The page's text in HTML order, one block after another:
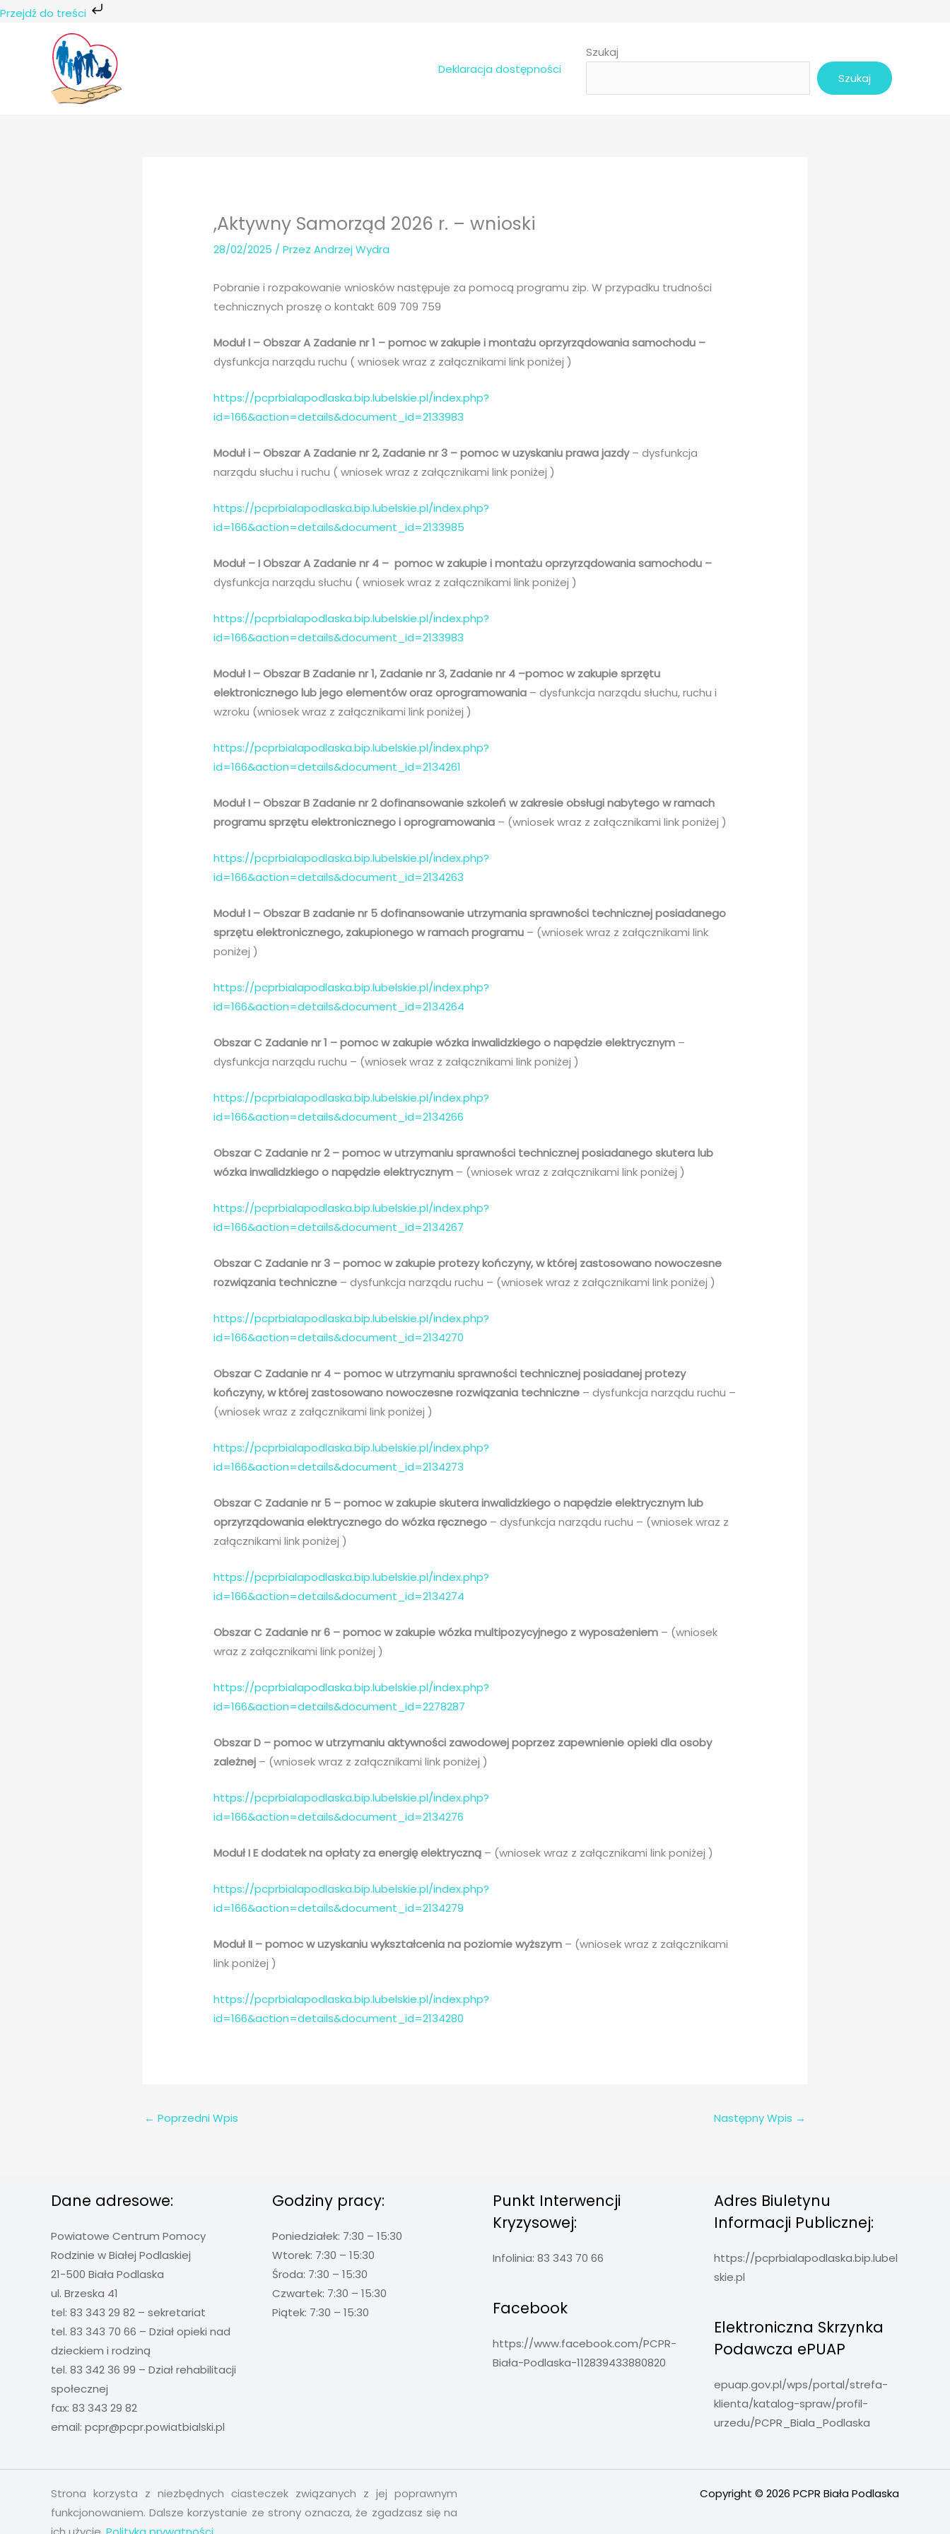
Przejdź do treści
Deklaracja dostępności
Szukaj
Szukaj
,Aktywny Samorząd 2026 r. – wnioski
28/02/2025 / PrzezAndrzej Wydra
Pobranie i rozpakowanie wniosków następuje za pomocą programu zip. W przypadku trudności
technicznych proszę o kontakt 609 709 759
Moduł I – Obszar A Zadanie nr 1 – pomoc w zakupie i montażu oprzyrządowania samochodu –
dysfunkcja narządu ruchu ( wniosek wraz z załącznikami link poniżej )
https://pcprbialapodlaska.bip.lubelskie.pl/index.php?
id=166&action=details&document_id=2133983
Moduł i – Obszar A Zadanie nr 2, Zadanie nr 3 – pomoc w uzyskaniu prawa jazdy– dysfunkcja
narządu słuchu i ruchu ( wniosek wraz z załącznikami link poniżej )
https://pcprbialapodlaska.bip.lubelskie.pl/index.php?
id=166&action=details&document_id=2133985
Moduł – I Obszar A Zadanie nr 4 – pomoc w zakupie i montażu oprzyrządowania samochodu –
dysfunkcja narządu słuchu ( wniosek wraz z załącznikami link poniżej )
https://pcprbialapodlaska.bip.lubelskie.pl/index.php?
id=166&action=details&document_id=2133983
Moduł I – Obszar B Zadanie nr 1, Zadanie nr 3, Zadanie nr 4 –pomoc w zakupie sprzętu
elektronicznego lub jego elementów oraz oprogramowania – dysfunkcja narządu słuchu, ruchu i
wzroku (wniosek wraz z załącznikami link poniżej )
https://pcprbialapodlaska.bip.lubelskie.pl/index.php?
id=166&action=details&document_id=2134261
Moduł I – Obszar B Zadanie nr 2 dofinansowanie szkoleń w zakresie obsługi nabytego w ramach
programu sprzętu elektronicznego i oprogramowania – (wniosek wraz z załącznikami link poniżej )
https://pcprbialapodlaska.bip.lubelskie.pl/index.php?
id=166&action=details&document_id=2134263
Moduł I – Obszar B zadanie nr 5 dofinansowanie utrzymania sprawności technicznej posiadanego
sprzętu elektronicznego, zakupionego w ramach programu – (wniosek wraz z załącznikami link
poniżej )
https://pcprbialapodlaska.bip.lubelskie.pl/index.php?
id=166&action=details&document_id=2134264
Obszar C Zadanie nr 1 – pomoc w zakupie wózka inwalidzkiego o napędzie elektrycznym –
dysfunkcja narządu ruchu – (wniosek wraz z załącznikami link poniżej )
https://pcprbialapodlaska.bip.lubelskie.pl/index.php?
id=166&action=details&document_id=2134266
Obszar C Zadanie nr 2 – pomoc w utrzymaniu sprawności technicznej posiadanego skutera lub
wózka inwalidzkiego o napędzie elektrycznym – (wniosek wraz z załącznikami link poniżej )
https://pcprbialapodlaska.bip.lubelskie.pl/index.php?
id=166&action=details&document_id=2134267
Obszar C Zadanie nr 3 – pomoc w zakupie protezy kończyny, w której zastosowano nowoczesne
rozwiązania techniczne – dysfunkcja narządu ruchu – (wniosek wraz z załącznikami link poniżej )
https://pcprbialapodlaska.bip.lubelskie.pl/index.php?
id=166&action=details&document_id=2134270
Obszar C Zadanie nr 4 – pomoc w utrzymaniu sprawności technicznej posiadanej protezy
kończyny, w której zastosowano nowoczesne rozwiązania techniczne – dysfunkcja narządu ruchu –
(wniosek wraz z załącznikami link poniżej )
https://pcprbialapodlaska.bip.lubelskie.pl/index.php?
id=166&action=details&document_id=2134273
Obszar C Zadanie nr 5 – pomoc w zakupie skutera inwalidzkiego o napędzie elektrycznym lub
oprzyrządowania elektrycznego do wózka ręcznego – dysfunkcja narządu ruchu – (wniosek wraz z
załącznikami link poniżej )
https://pcprbialapodlaska.bip.lubelskie.pl/index.php?
id=166&action=details&document_id=2134274
Obszar C Zadanie nr 6 – pomoc w zakupie wózka multipozycyjnego z wyposażeniem – (wniosek
wraz z załącznikami link poniżej )
https://pcprbialapodlaska.bip.lubelskie.pl/index.php?
id=166&action=details&document_id=2278287
Obszar D – pomoc w utrzymaniu aktywności zawodowej poprzez zapewnienie opieki dla osoby
zależnej – (wniosek wraz z załącznikami link poniżej )
https://pcprbialapodlaska.bip.lubelskie.pl/index.php?
id=166&action=details&document_id=2134276
Moduł I E dodatek na opłaty za energię elektryczną – (wniosek wraz z załącznikami link poniżej )
https://pcprbialapodlaska.bip.lubelskie.pl/index.php?
id=166&action=details&document_id=2134279
Moduł II – pomoc w uzyskaniu wykształcenia na poziomie wyższym – (wniosek wraz z załącznikami
link poniżej )
https://pcprbialapodlaska.bip.lubelskie.pl/index.php?
id=166&action=details&document_id=2134280
← Poprzedni Wpis Następny Wpis →
Dane adresowe:
Powiatowe Centrum Pomocy
Rodzinie w Białej Podlaskiej
21-500 Biała Podlaska
ul. Brzeska 41
tel: 83 343 29 82 – sekretariat
tel. 83 343 70 66 – Dział opieki nad
dzieckiem i rodziną
tel. 83 342 36 99 – Dział rehabilitacji
społecznej
fax: 83 343 29 82
email: pcpr@pcpr.powiatbialski.pl
Godziny pracy:
Poniedziałek: 7:30 – 15:30
Wtorek: 7:30 – 15:30
Środa: 7:30 – 15:30
Czwartek: 7:30 – 15:30
Piątek: 7:30 – 15:30
Punkt Interwencji
Kryzysowej:
Infolinia: 83 343 70 66
Facebook
https://www.facebook.com/PCPR-
Biała-Podlaska-112839433880820
Adres Biuletynu
Informacji Publicznej:
https://pcprbialapodlaska.bip.lubel
skie.pl
Elektroniczna Skrzynka
Podawcza ePUAP
epuap.gov.pl/wps/portal/strefa-
klienta/katalog-spraw/profil-
urzedu/PCPR_Biala_Podlaska
Strona korzysta z niezbędnych ciasteczek związanych z jej poprawnym
funkcjonowaniem. Dalsze korzystanie ze strony oznacza, że zgadzasz się na
Copyright © 2026 PCPR Biała Podlaska